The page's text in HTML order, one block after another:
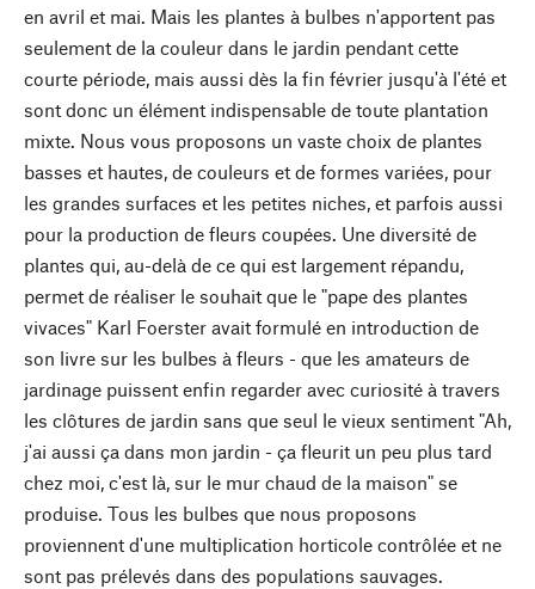
en avril et mai. Mais les plantes à bulbes n'apportent pas
seulement de la couleur dans le jardin pendant cette
courte période, mais aussi dès la fin février jusqu'à l'été et
sont donc un élément indispensable de toute plantation
mixte. Nous vous proposons un vaste choix de plantes
basses et hautes, de couleurs et de formes variées, pour
les grandes surfaces et les petites niches, et parfois aussi
pour la production de fleurs coupées. Une diversité de
plantes qui, au-delà de ce qui est largement répandu,
permet de réaliser le souhait que le "pape des plantes
vivaces" Karl Foerster avait formulé en introduction de
son livre sur les bulbes à fleurs - que les amateurs de
jardinage puissent enfin regarder avec curiosité à travers
les clôtures de jardin sans que seul le vieux sentiment "Ah,
j'ai aussi ça dans mon jardin - ça fleurit un peu plus tard
chez moi, c'est là, sur le mur chaud de la maison" se
produise. Tous les bulbes que nous proposons
proviennent d'une multiplication horticole contrôlée et ne
sont pas prélevés dans des populations sauvages.